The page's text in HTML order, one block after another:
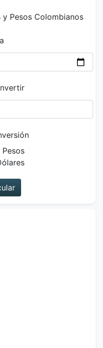
Pesos Colombianos